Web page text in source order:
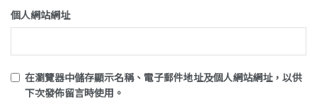
個人網站網址
在瀏覽器中儲存顯示名稱、電子郵件地址及個人網站網址，以供
下次發佈留言時使用。